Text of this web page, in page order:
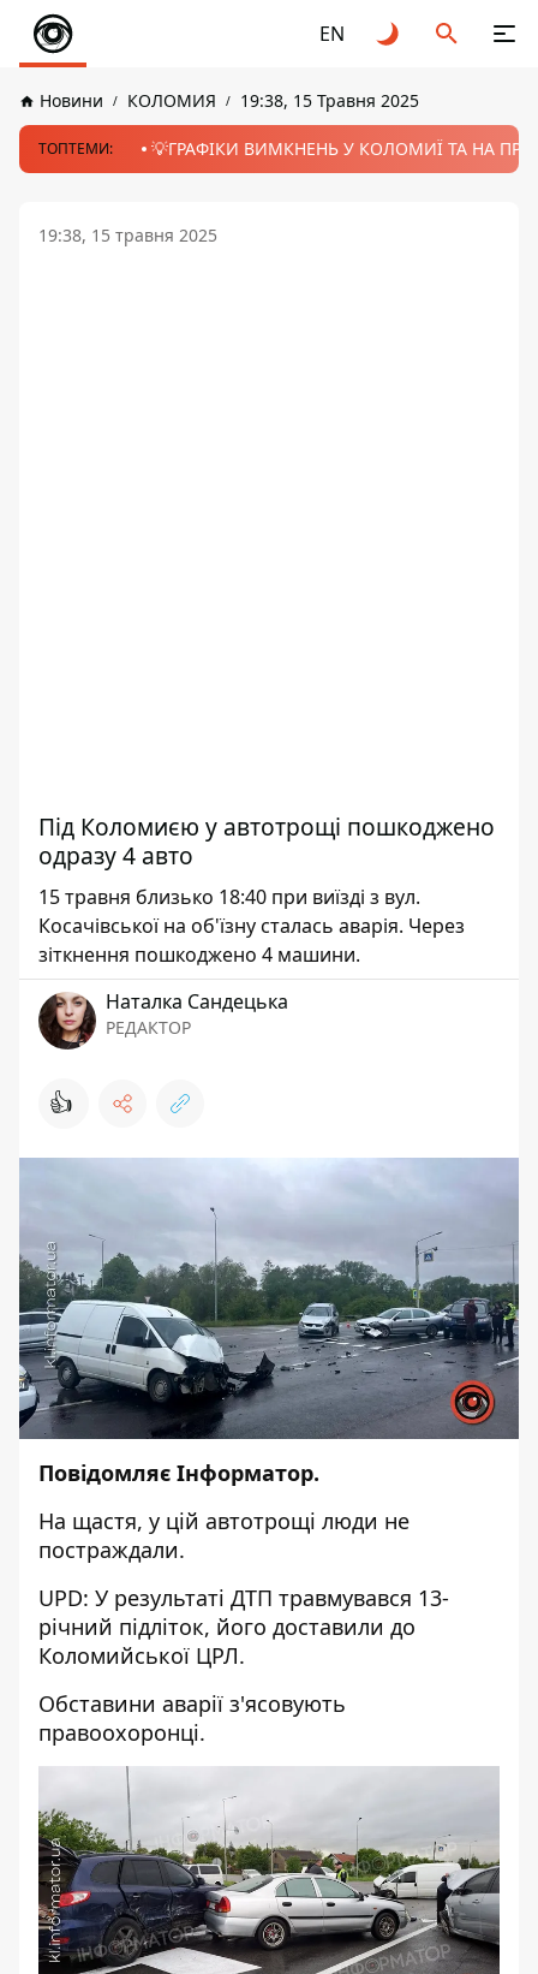
EN
Новини КОЛОМИЯ 19:38, 15 Травня 2025
ТОПТЕМИ: 💡ГРАФІКИ ВИМКНЕНЬ У КОЛОМИЇ ТА НА
19:38, 15 травня 2025
Під Коломиєю у автотрощі пошкоджено
одразу 4 авто
15 травня близько 18:40 при виїзді з вул.
Косачівської на об'їзну сталась аварія. Через
зіткнення пошкоджено 4 машини.
Наталка Сандецька
РЕДАКТОР
👍
Повідомляє Інформатор.
На щастя, у цій автотрощі люди не
постраждали.
UPD: У результаті ДТП травмувався 13-
річний підліток, його доставили до
Коломийської ЦРЛ.
Обставини аварії з'ясовують
правоохоронці.